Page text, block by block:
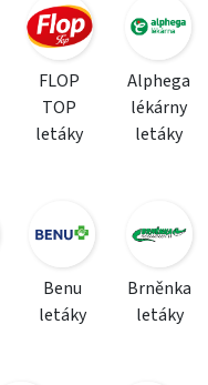
FLOP
TOP
letáky
Alphega
lékárny
letáky
Benu
letáky
Brněnka
letáky